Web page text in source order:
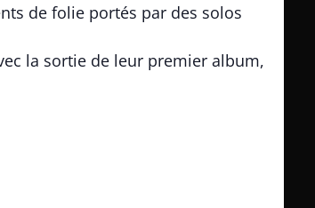
de folie portés par des solos
la sortie de leur premier album,